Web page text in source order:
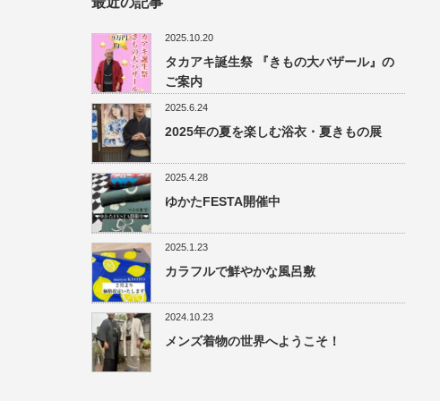
2025.10.20
タカアキ誕生祭 『きもの大バザール』の
ご案内
2025.6.24
2025年の夏を楽しむ浴衣・夏きもの展
2025.4.28
ゆかたFESTA開催中
2025.1.23
カラフルで鮮やかな風呂敷
2024.10.23
メンズ着物の世界へようこそ！